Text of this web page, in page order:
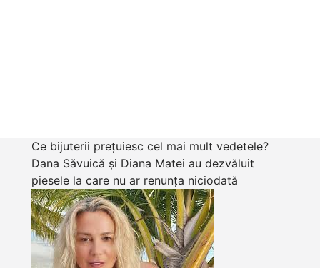
Ce bijuterii prețuiesc cel mai mult vedetele?
Dana Săvuică și Diana Matei au dezvăluit
piesele la care nu ar renunța niciodată